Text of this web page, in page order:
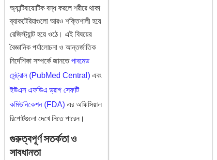
অ্যান্টিবায়োটিক বন্ধ করলে শরীরে থাকা
ব্যাকটেরিয়াগুলো আরও শক্তিশালী হয়ে
রেজিস্ট্যান্ট হয়ে ওঠে। এই বিষয়ের
বৈজ্ঞানিক পর্যালোচনা ও আন্তর্জাতিক
নির্দেশিকা সম্পর্কে জানতেপাবমেড
সেন্ট্রাল (PubMed Central) এবং
ইউএস এফডিএ ড্রাগ সেফটি
কমিউনিকেশন (FDA) এর অফিসিয়াল
রিপোর্টগুলো দেখে নিতে পারেন।
গুরুত্বপূর্ণ সতর্কতা ও
সাবধানতা